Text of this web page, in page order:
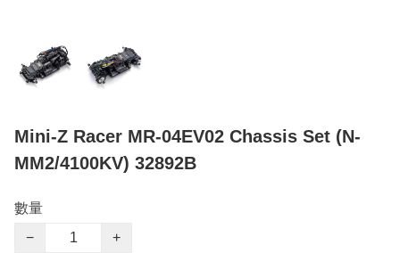
Mini-Z Racer MR-04EV02 Chassis Set (N-
MM2/4100KV) 32892B
數量
−
+